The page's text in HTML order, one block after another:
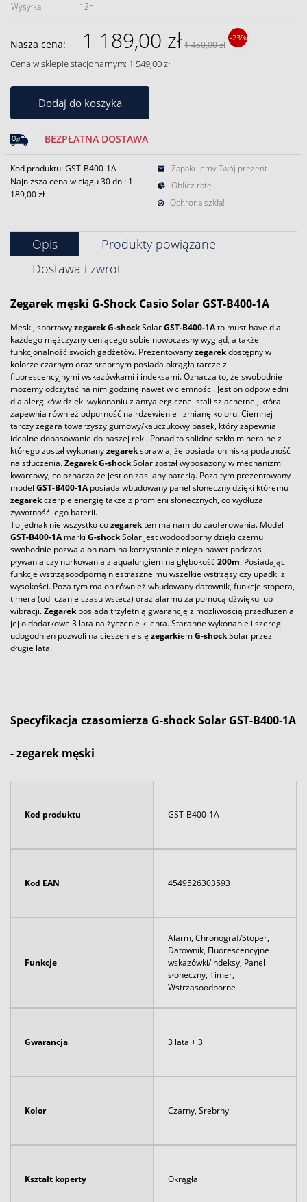
Wysyłka
12h
Nasza cena: 1 189,00 zł 1 450,00 zł
-23%
Cena w sklepie stacjonarnym: 1 549,00 zł
Dodaj do koszyka
BEZPŁATNA DOSTAWA
Kod produktu: GST-B400-1A
Najniższa cena w ciągu 30 dni: 1
189,00 zł
Zapakujemy Twój prezent
Oblicz ratę
Ochrona szkła!
Opis
Produkty powiązane
Dostawa i zwrot
Zegarek męski G-Shock CasioSolar GST-B400-1A
Męski, sportowyzegarekG-shockSolarGST-B400-1Ato must-have dla
każdego mężczyzny ceniącego sobie nowoczesny wygląd, a także
funkcjonalność swoich gadżetów. Prezentowanyzegarekdostępny w
kolorze czarnym oraz srebrnym posiada okrągłą tarczę z
fluorescencyjnymi wskazówkami i indeksami. Oznacza to, że swobodnie
możemy odczytać na nim godzinę nawet w ciemności. Jest on odpowiedni
dla alergików dzięki wykonaniu z antyalergicznej stali szlachetnej, która
zapewnia również odporność na rdzewienie i zmianę koloru. Ciemnej
tarczy zegara towarzyszy gumowy/kauczukowy pasek, który zapewnia
idealne dopasowanie do naszej ręki. Ponad to solidne szkło mineralne z
którego został wykonanyzegareksprawia, że posiada on niską podatność
na stłuczenia.ZegarekG-shockSolar został wyposażony w mechanizm
kwarcowy, co oznacza że jest on zasilany baterią. Poza tym prezentowany
model GST-B400-1Aposiada wbudowany panel słoneczny dzięki któremu
zegarekczerpie energię także z promieni słonecznych, co wydłuża
żywotność jego baterii.
To jednak nie wszystko cozegarekten ma nam do zaoferowania. Model
GST-B400-1Amarki G-shockSolar jest wodoodporny dzięki czemu
swobodnie pozwala on nam na korzystanie z niego nawet podczas
pływania czy nurkowania z aqualungiem na głębokość200m. Posiadając
funkcje wstrząsoodporną niestraszne mu wszelkie wstrząsy czy upadki z
wysokości. Poza tym ma on również wbudowany datownik, funkcje stopera,
timera (odliczanie czasu wstecz) oraz alarmu za pomocą dźwięku lub
wibracji.Zegarekposiada trzyletnią gwarancję z możliwością przedłużenia
jej o dodatkowe 3 lata na życzenie klienta. Staranne wykonanie i szereg
udogodnień pozwoli na cieszenie się zegarkiemG-shockSolar przez
długie lata.
Specyfikacja czasomierza G-shock Solar GST-B400-1A
- zegarek męski
Kod produktu GST-B400-1A
Kod EAN 4549526303593
Funkcje
Alarm, Chronograf/Stoper,
Datownik, Fluorescencyjne
wskazówki/indeksy, Panel
słoneczny, Timer,
Wstrząsoodporne
Gwarancja 3 lata + 3
Kolor Czarny, Srebrny
Kształt koperty Okrągła